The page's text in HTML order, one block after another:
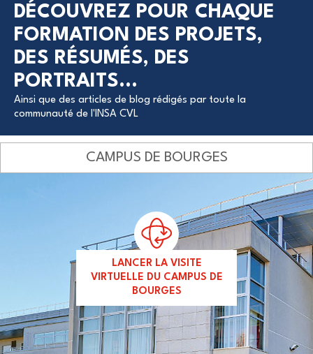
DÉCOUVREZ POUR CHAQUE
FORMATION DES PROJETS,
DES RÉSUMÉS, DES
PORTRAITS...
Ainsi que des articles de blog rédigés par toute la
communauté de l'INSA CVL
CAMPUS DE BOURGES
LANCER LA VISITE
VIRTUELLE DU CAMPUS DE
BOURGES